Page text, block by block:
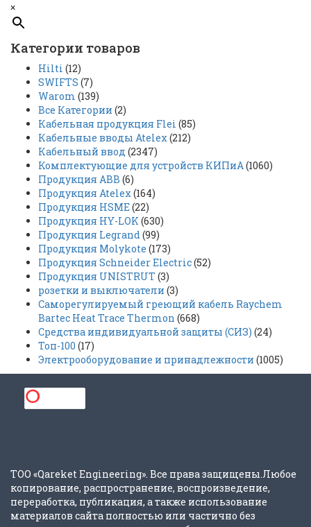
×
Категории товаров
Hilti (12)
SWIFTS (7)
Warom (139)
Все Категории (2)
Кабельная продукция Flei (85)
Кабельные вводы Atelex(212)
Кабельный ввод (2347)
Комплектующие для устройств КИПиА(1060)
Продукция ABB (6)
Продукция Atelex(164)
Продукция HSME(22)
Продукция HY-LOK (630)
Продукция Legrand(99)
Продукция Molykote (173)
Продукция Schneider Electric(52)
Продукция UNISTRUT (3)
розетки и выключатели (3)
Саморегулируемый греющий кабель Raychem
Bartec Heat Trace Thermon (668)
Средства индивидуальной защиты (СИЗ) (24)
Топ-100 (17)
Электрооборудование и принадлежности (1005)
ТОО «Qareket Engineering». Все права защищены.Любое
копирование, распространение, воспроизведение,
переработка, публикация, а также использование
материалов сайта полностью или частично без